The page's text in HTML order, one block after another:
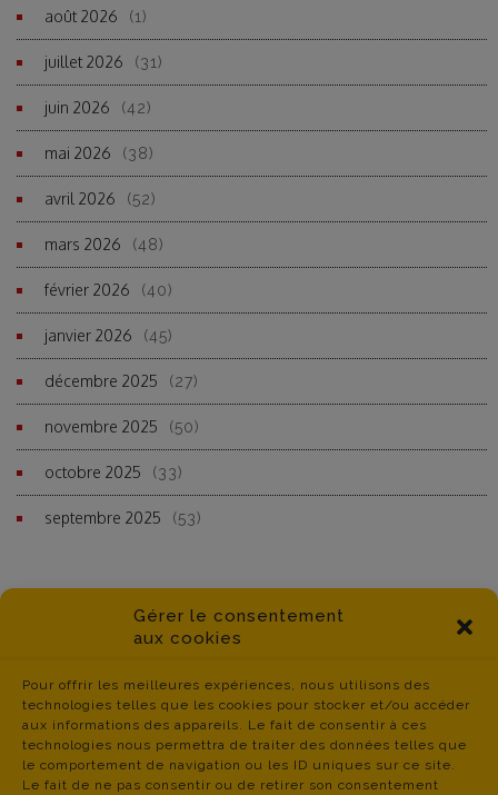
Gérer le consentement
aux cookies
Pour offrir les meilleures expériences, nous utilisons des
technologies telles que les cookies pour stocker et/ou accéder
aux informations des appareils. Le fait de consentir à ces
technologies nous permettra de traiter des données telles que
le comportement de navigation ou les ID uniques sur ce site.
Le fait de ne pas consentir ou de retirer son consentement
août 2026 (1)
juillet 2026 (31)
juin 2026 (42)
mai 2026 (38)
avril 2026 (52)
mars 2026 (48)
février 2026 (40)
janvier 2026 (45)
décembre 2025 (27)
novembre 2025 (50)
octobre 2025 (33)
septembre 2025 (53)